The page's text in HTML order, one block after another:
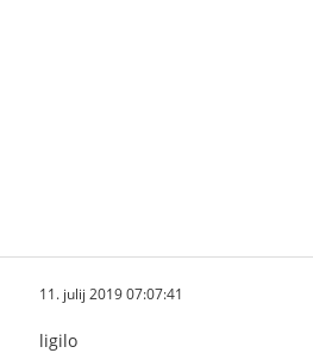
11. julij 2019 07:07:41
ligilo